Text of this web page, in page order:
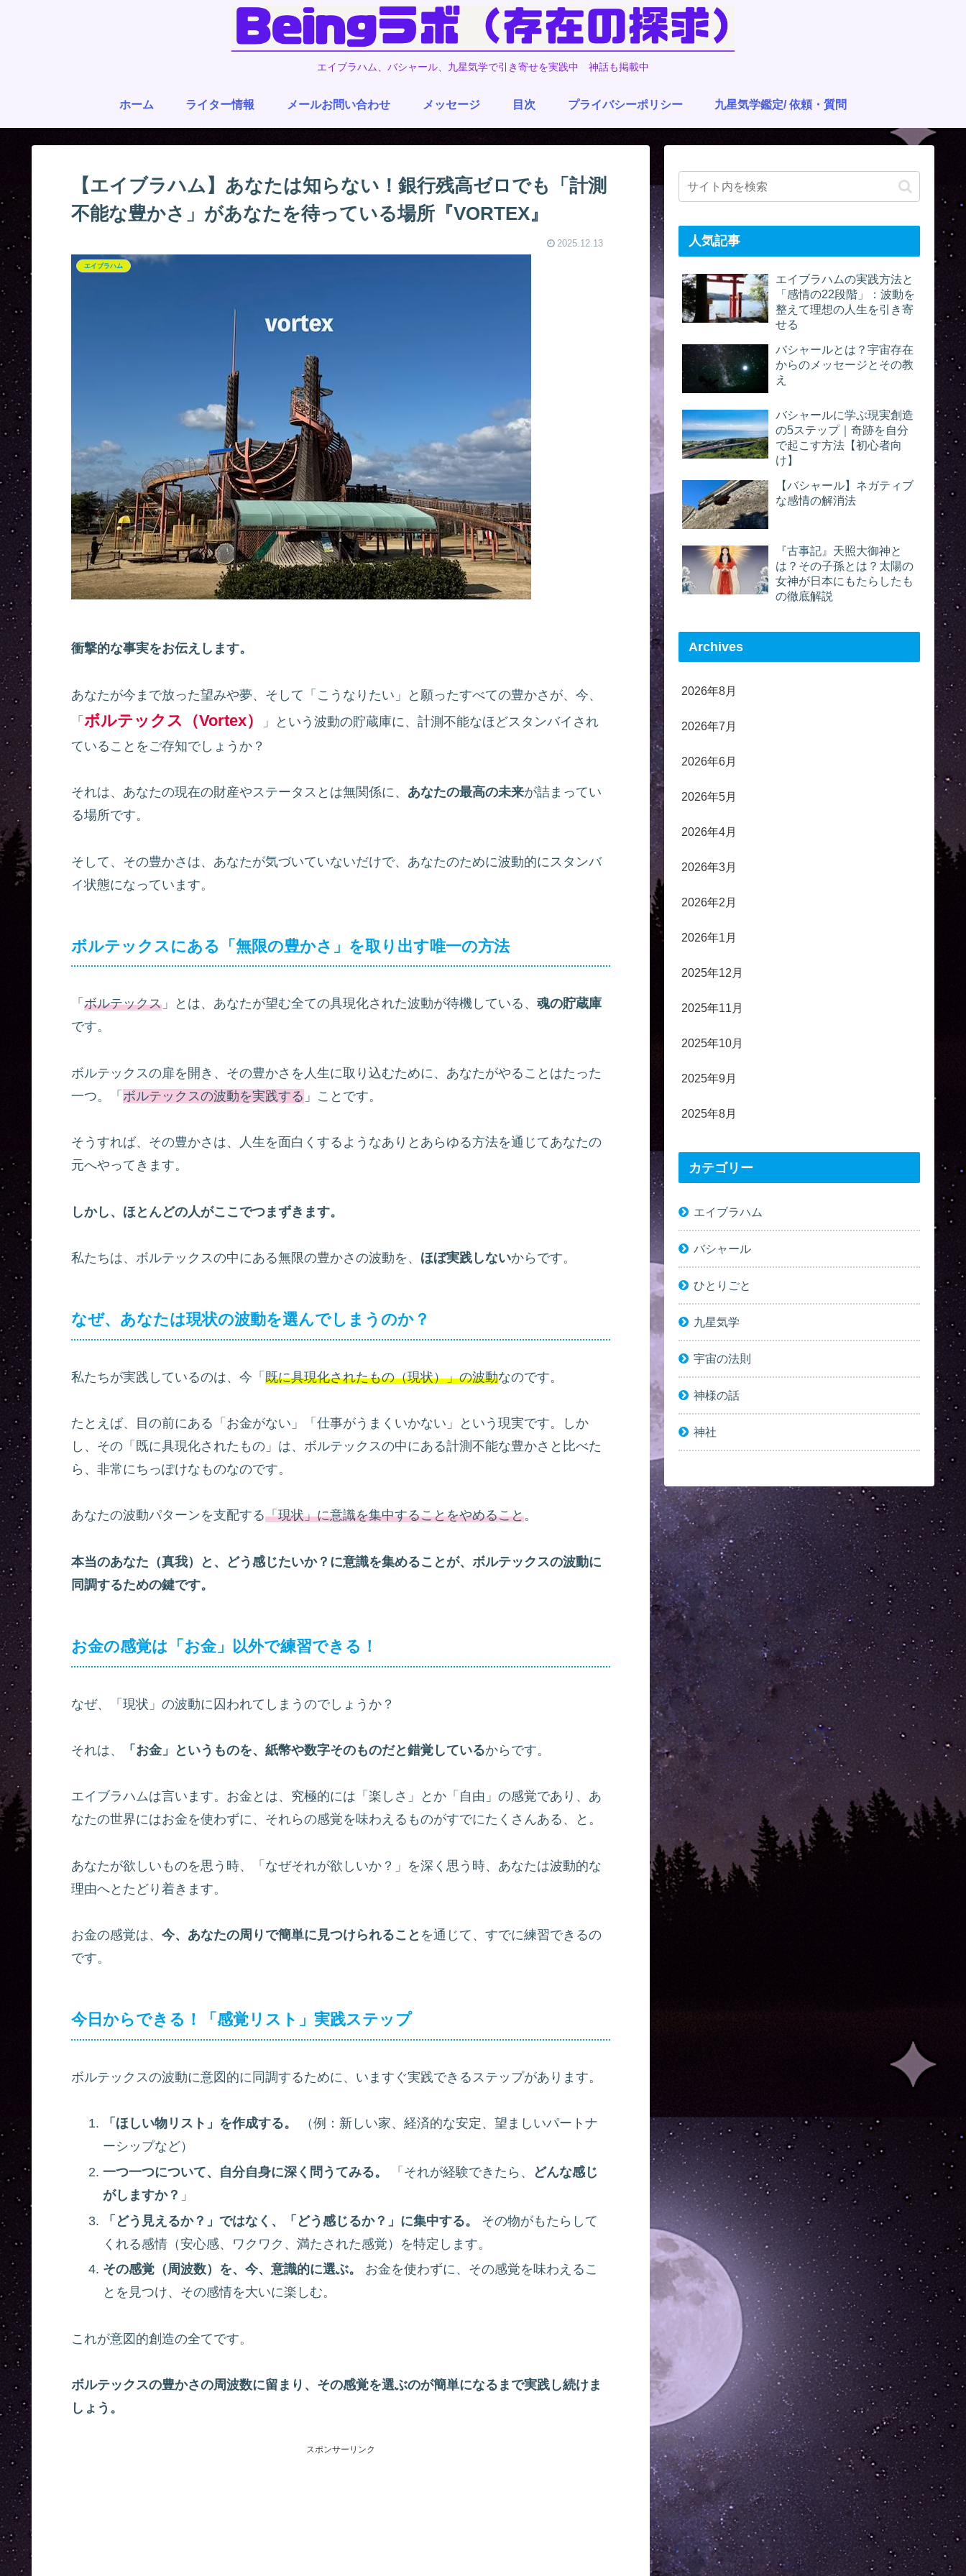
エイブラハム、バシャール、九星気学で引き寄せを実践中 神話も掲載中
ホーム ライター情報 メールお問い合わせ メッセージ 目次 プライバシーポリシー 九星気学鑑定/ 依頼・質問
【エイブラハム】あなたは知らない！銀行残高ゼロでも「計測
不能な豊かさ」があなたを待っている場所『VORTEX』
2025.12.13
エイブラハム
衝撃的な事実をお伝えします。
あなたが今まで放った望みや夢、そして「こうなりたい」と願ったすべての豊かさが、今、
「 ボルテックス（Vortex）
」という波動の貯蔵庫に、計測不能なほどスタンバイされ
ていることをご存知でしょうか？
それは、あなたの現在の財産やステータスとは無関係に、 あなたの最高の未来が詰まってい
る場所です。
そして、その豊かさは、あなたが気づいていないだけで、あなたのために波動的にスタンバ
イ状態になっています。
ボルテックスにある「無限の豊かさ」を取り出す唯一の方法
「 ボルテックス 」とは、あなたが望む全ての具現化された波動が待機している、 魂の貯蔵庫
です。
ボルテックスの扉を開き、その豊かさを人生に取り込むために、あなたがやることはたった
一つ。「 ボルテックスの波動を実践する 」ことです。
そうすれば、その豊かさは、人生を面白くするようなありとあらゆる方法を通じてあなたの
元へやってきます。
しかし、ほとんどの人がここでつまずきます。
私たちは、ボルテックスの中にある無限の豊かさの波動を、 ほぼ実践しないからです。
なぜ、あなたは現状の波動を選んでしまうのか？
私たちが実践しているのは、今「 既に具現化されたもの（現状）」の波動なのです。
たとえば、目の前にある「お金がない」「仕事がうまくいかない」という現実です。しか
し、その「既に具現化されたもの」は、ボルテックスの中にある計測不能な豊かさと比べた
ら、非常にちっぽけなものなのです。
あなたの波動パターンを支配する「現状」に意識を集中することをやめること。
本当のあなた（真我）と、どう感じたいか？に意識を集めることが、ボルテックスの波動に
同調するための鍵です。
お金の感覚は「お金」以外で練習できる！
なぜ、「現状」の波動に囚われてしまうのでしょうか？
それは、 「お金」というものを、紙幣や数字そのものだと錯覚しているからです。
エイブラハムは言います。お金とは、究極的には「楽しさ」とか「自由」の感覚であり、あ
なたの世界にはお金を使わずに、それらの感覚を味わえるものがすでにたくさんある、と。
あなたが欲しいものを思う時、「なぜそれが欲しいか？」を深く思う時、あなたは波動的な
理由へとたどり着きます。
お金の感覚は、 今、あなたの周りで簡単に見つけられること を通じて、すでに練習できるの
です。
今日からできる！「感覚リスト」実践ステップ
ボルテックスの波動に意図的に同調するために、いますぐ実践できるステップがあります。
「ほしい物リスト」を作成する。
（例：新しい家、経済的な安定、望ましいパートナ
ーシップなど）
一つ一つについて、自分自身に深く問うてみる。
「それが経験できたら、
どんな感じ
がしますか？ 」
「どう見えるか？」ではなく、「どう感じるか？」に集中する。
その物がもたらして
くれる感情（安心感、ワクワク、満たされた感覚）を特定します。
その感覚（周波数）を、今、意識的に選ぶ。
お金を使わずに、その感覚を味わえるこ
とを見つけ、その感情を大いに楽しむ。
これが意図的創造の全てです。
ボルテックスの豊かさの周波数に留まり、その感覚を選ぶのが簡単になるまで実践し続けま
しょう。
スポンサーリンク
人気記事
エイブラハムの実践方法と
「感情の22段階」：波動を
整えて理想の人生を引き寄
せる
バシャールとは？宇宙存在
からのメッセージとその教
え
バシャールに学ぶ現実創造
の5ステップ｜奇跡を自分
で起こす方法【初心者向
け】
【バシャール】ネガティブ
な感情の解消法
『古事記』天照大御神と
は？その子孫とは？太陽の
女神が日本にもたらしたも
の徹底解説
Archives
2026年8月
2026年7月
2026年6月
2026年5月
2026年4月
2026年3月
2026年2月
2026年1月
2025年12月
2025年11月
2025年10月
2025年9月
2025年8月
カテゴリー
エイブラハム
バシャール
ひとりごと
九星気学
宇宙の法則
神様の話
神社